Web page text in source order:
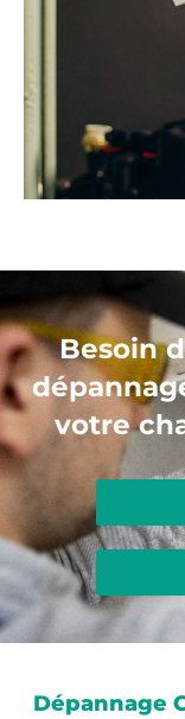
Besoin
votre
Dépannage